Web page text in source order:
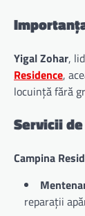
Yigal Zohar,
Residence,
locuință fără
Servicii
Campina
reparații